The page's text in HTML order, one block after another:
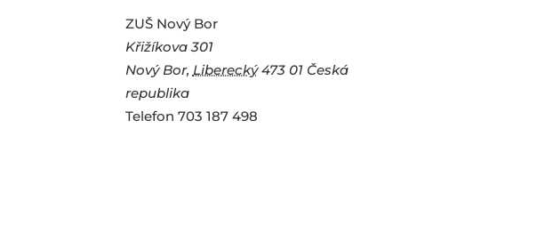
ZUŠ Nový Bor
Křižíkova 301
Nový Bor, Liberecký 473 01 Česká
republika
Telefon 703 187 498